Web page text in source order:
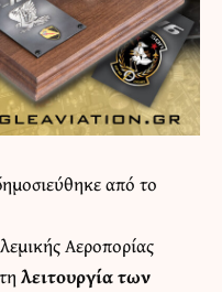
από το
Αεροπορίας
λειτουργία των